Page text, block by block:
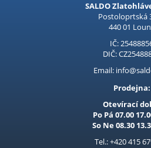
SALDO
Postoloprtská
440 01
IČ:
DIČ:
Email:
Prodejna:
Otevírací
Po Pá 07.00
So Ne 08.30
Tel.: +420 415